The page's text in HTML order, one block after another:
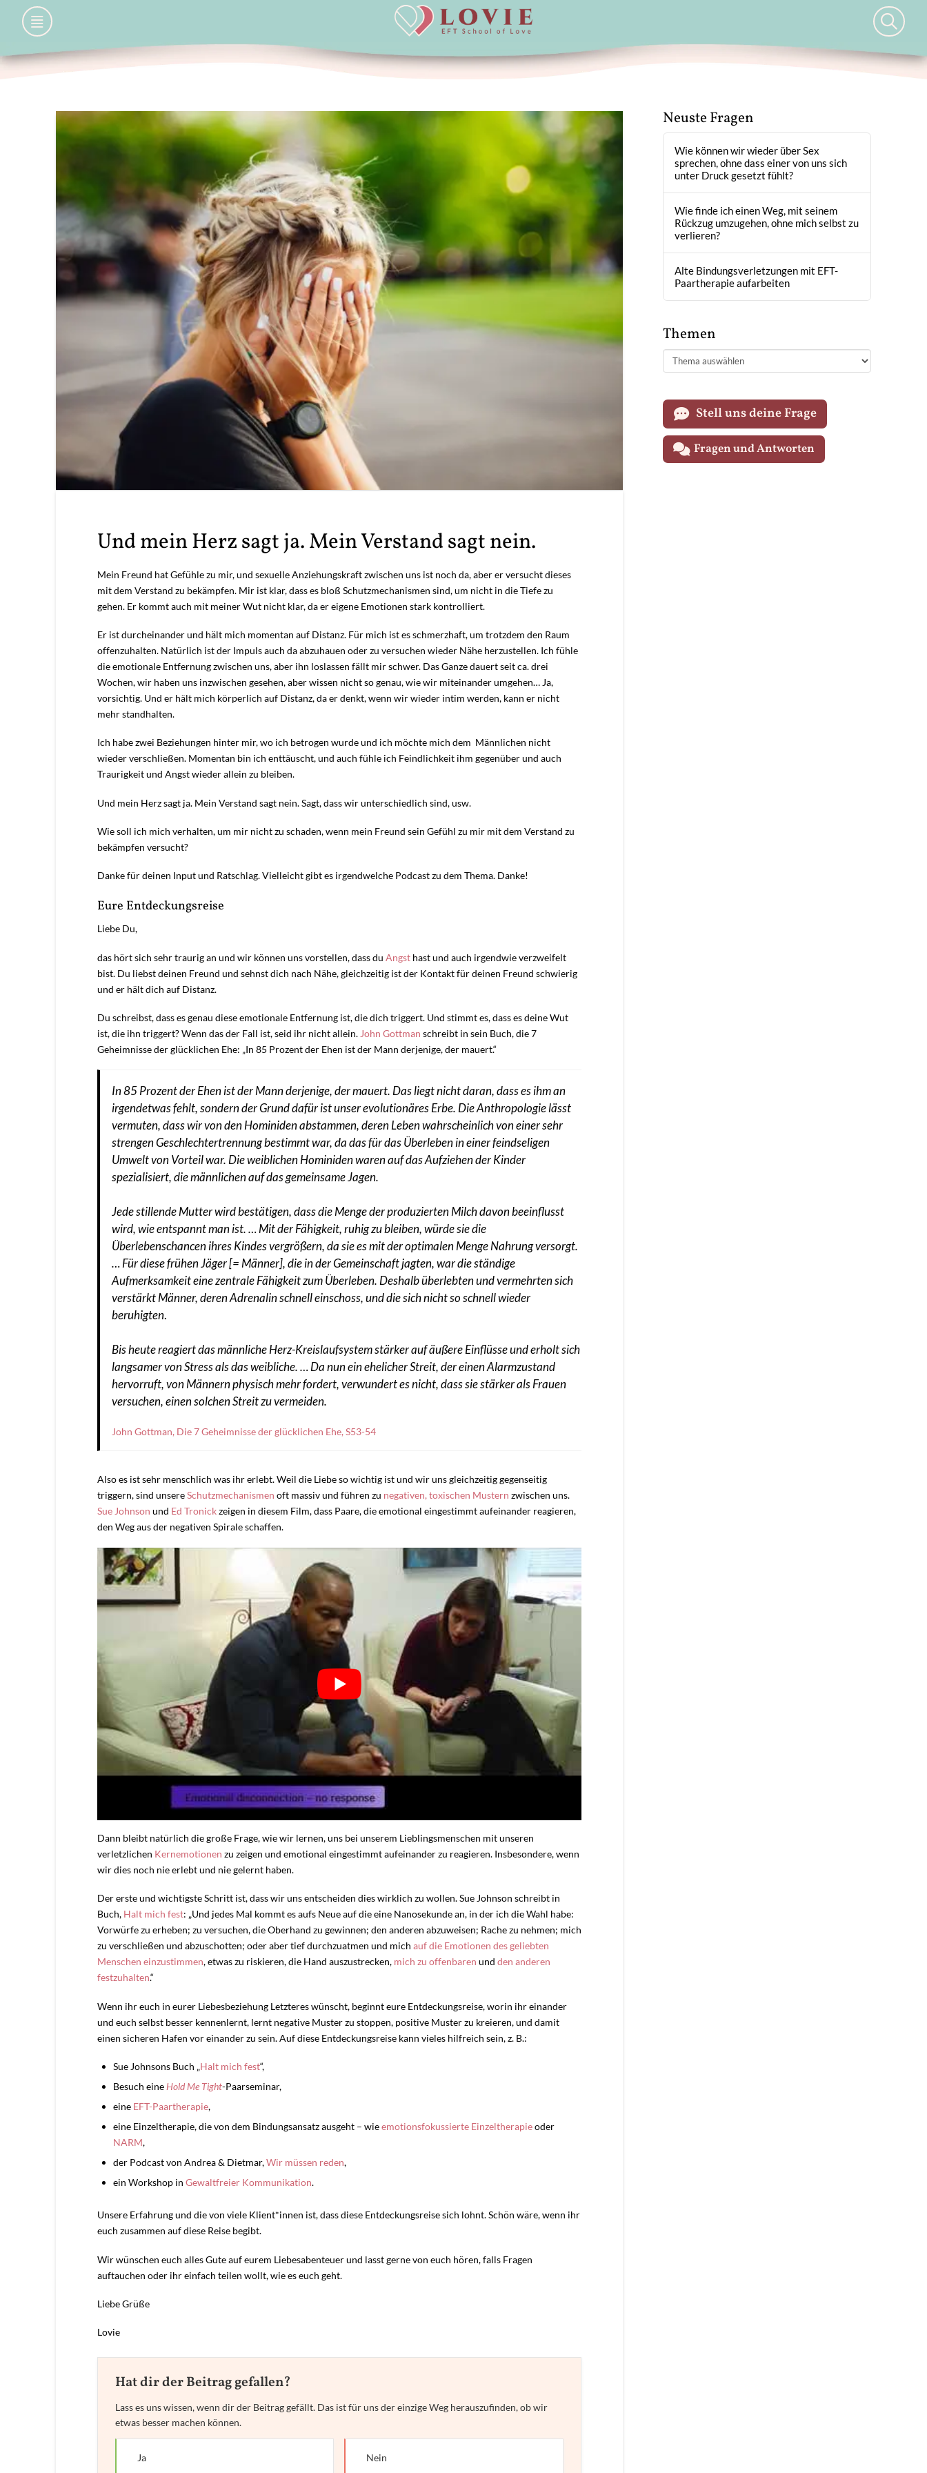
Und mein Herz sagt ja. Mein Verstand sagt nein.
Mein Freund hat Gefühle zu mir, und sexuelle Anziehungskraft zwischen uns ist noch da, aber er versucht dieses
mit dem Verstand zu bekämpfen. Mir ist klar, dass es bloß Schutzmechanismen sind, um nicht in die Tiefe zu
gehen. Er kommt auch mit meiner Wut nicht klar, da er eigene Emotionen stark kontrolliert.
Er ist durcheinander und hält mich momentan auf Distanz. Für mich ist es schmerzhaft, um trotzdem den Raum
offenzuhalten. Natürlich ist der Impuls auch da abzuhauen oder zu versuchen wieder Nähe herzustellen. Ich fühle
die emotionale Entfernung zwischen uns, aber ihn loslassen fällt mir schwer. Das Ganze dauert seit ca. drei
Wochen, wir haben uns inzwischen gesehen, aber wissen nicht so genau, wie wir miteinander umgehen… Ja,
vorsichtig. Und er hält mich körperlich auf Distanz, da er denkt, wenn wir wieder intim werden, kann er nicht
mehr standhalten.
Ich habe zwei Beziehungen hinter mir, wo ich betrogen wurde und ich möchte mich dem Männlichen nicht
wieder verschließen. Momentan bin ich enttäuscht, und auch fühle ich Feindlichkeit ihm gegenüber und auch
Traurigkeit und Angst wieder allein zu bleiben.
Und mein Herz sagt ja. Mein Verstand sagt nein. Sagt, dass wir unterschiedlich sind, usw.
Wie soll ich mich verhalten, um mir nicht zu schaden, wenn mein Freund sein Gefühl zu mir mit dem Verstand zu
bekämpfen versucht?
Danke für deinen Input und Ratschlag. Vielleicht gibt es irgendwelche Podcast zu dem Thema. Danke!
Eure Entdeckungsreise
Liebe Du,
das hört sich sehr traurig an und wir können uns vorstellen, dass du Angsthast und auch irgendwie verzweifelt
bist. Du liebst deinen Freund und sehnst dich nach Nähe, gleichzeitig ist der Kontakt für deinen Freund schwierig
und er hält dich auf Distanz.
Du schreibst, dass es genau diese emotionale Entfernung ist, die dich triggert. Und stimmt es, dass es deine Wut
ist, die ihn triggert? Wenn das der Fall ist, seid ihr nicht allein. John Gottman schreibt in sein Buch, die 7
Geheimnisse der glücklichen Ehe: „In 85 Prozent der Ehen ist der Mann derjenige, der mauert.“
In 85 Prozent der Ehen ist der Mann derjenige, der mauert. Das liegt nicht daran, dass es ihm an
irgendetwas fehlt, sondern der Grund dafür ist unser evolutionäres Erbe. Die Anthropologie lässt
vermuten, dass wir von den Hominiden abstammen, deren Leben wahrscheinlich von einer sehr
strengen Geschlechtertrennung bestimmt war, da das für das Überleben in einer feindseligen
Umwelt von Vorteil war. Die weiblichen Hominiden waren auf das Aufziehen der Kinder
spezialisiert, die männlichen auf das gemeinsame Jagen.
Jede stillende Mutter wird bestätigen, dass die Menge der produzierten Milch davon beeinflusst
wird, wie entspannt man ist. … Mit der Fähigkeit, ruhig zu bleiben, würde sie die
Überlebenschancen ihres Kindes vergrößern, da sie es mit der optimalen Menge Nahrung versorgt.
… Für diese frühen Jäger [= Männer], die in der Gemeinschaft jagten, war die ständige
Aufmerksamkeit eine zentrale Fähigkeit zum Überleben. Deshalb überlebten und vermehrten sich
verstärkt Männer, deren Adrenalin schnell einschoss, und die sich nicht so schnell wieder
beruhigten.
Bis heute reagiert das männliche Herz-Kreislaufsystem stärker auf äußere Einflüsse und erholt sich
langsamer von Stress als das weibliche. … Da nun ein ehelicher Streit, der einen Alarmzustand
hervorruft, von Männern physisch mehr fordert, verwundert es nicht, dass sie stärker als Frauen
versuchen, einen solchen Streit zu vermeiden.
John Gottman, Die 7 Geheimnisse der glücklichen Ehe, S53-54
Also es ist sehr menschlich was ihr erlebt. Weil die Liebe so wichtig ist und wir uns gleichzeitig gegenseitig
triggern, sind unsereSchutzmechanismen oft massiv und führen zu negativen, toxischen Mustern zwischen uns.
Sue Johnson und Ed Tronickzeigen in diesem Film, dass Paare, die emotional eingestimmt aufeinander reagieren,
den Weg aus der negativen Spirale schaffen.
Dann bleibt natürlich die große Frage, wie wir lernen, uns bei unserem Lieblingsmenschen mit unseren
verletzlichen Kernemotionen zu zeigen und emotional eingestimmt aufeinander zu reagieren. Insbesondere, wenn
wir dies noch nie erlebt und nie gelernt haben.
Der erste und wichtigste Schritt ist, dass wir uns entscheiden dies wirklich zu wollen. Sue Johnson schreibt in
Buch, Halt mich fest: „Und jedes Mal kommt es aufs Neue auf die eine Nanosekunde an, in der ich die Wahl habe:
Vorwürfe zu erheben; zu versuchen, die Oberhand zu gewinnen; den anderen abzuweisen; Rache zu nehmen; mich
zu verschließen und abzuschotten; oder aber tief durchzuatmen und mich auf die Emotionen des geliebten
Menschen einzustimmen, etwas zu riskieren, die Hand auszustrecken, mich zu offenbaren und den anderen
festzuhalten.“
Wenn ihr euch in eurer Liebesbeziehung Letzteres wünscht, beginnt eure Entdeckungsreise, worin ihr einander
und euch selbst besser kennenlernt, lernt negative Muster zu stoppen, positive Muster zu kreieren, und damit
einen sicheren Hafen vor einander zu sein. Auf diese Entdeckungsreise kann vieles hilfreich sein, z. B.:
Sue Johnsons Buch „Halt mich fest“,
Besuch eine Hold Me Tight-Paarseminar,
eine EFT-Paartherapie,
eine Einzeltherapie, die von dem Bindungsansatz ausgeht – wieemotionsfokussierte Einzeltherapieoder
NARM,
der Podcast von Andrea & Dietmar,Wir müssen reden,
ein Workshop in Gewaltfreier Kommunikation.
Unsere Erfahrung und die von viele Klient*innen ist, dass diese Entdeckungsreise sich lohnt. Schön wäre, wenn ihr
euch zusammen auf diese Reise begibt.
Wir wünschen euch alles Gute auf eurem Liebesabenteuer und lasst gerne von euch hören, falls Fragen
auftauchen oder ihr einfach teilen wollt, wie es euch geht.
Liebe Grüße
Lovie
Hat dir der Beitrag gefallen?
Lass es uns wissen, wenn dir der Beitrag gefällt. Das ist für uns der einzige Weg herauszufinden, ob wir
etwas besser machen können.
Ja Nein
Neuste Fragen
Wie können wir wieder über Sex
sprechen, ohne dass einer von uns sich
unter Druck gesetzt fühlt?
Wie finde ich einen Weg, mit seinem
Rückzug umzugehen, ohne mich selbst zu
verlieren?
Alte Bindungsverletzungen mit EFT-
Paartherapie aufarbeiten
Themen
Themen
Stell uns deine Frage
Fragen und Antworten